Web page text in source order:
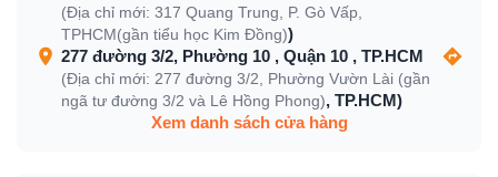
(Địa chỉ mới: 317 Quang Trung, P. Gò Vấp,
TPHCM(gần tiểu học Kim Đồng))
277 đường 3/2, Phường 10 , Quận 10 , TP.HCM
(Địa chỉ mới: 277 đường 3/2, Phường Vườn Lài (gần
ngã tư đường 3/2 và Lê Hồng Phong), TP.HCM)
Xem danh sách cửa hàng